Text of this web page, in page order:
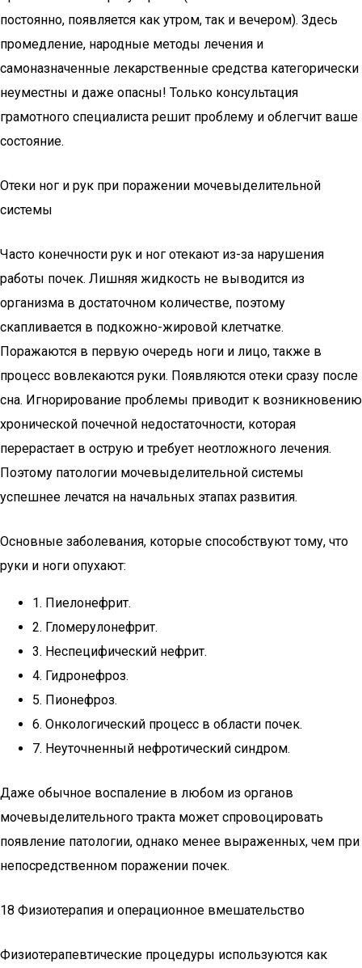
постоянно, появляется как утром, так и вечером). Здесь
промедление, народные методы лечения и
самоназначенные лекарственные средства категорически
неуместны и даже опасны! Только консультация
грамотного специалиста решит проблему и облегчит ваше
состояние.
Отеки ног и рук при поражении мочевыделительной
системы
Часто конечности рук и ног отекают из-за нарушения
работы почек. Лишняя жидкость не выводится из
организма в достаточном количестве, поэтому
скапливается в подкожно-жировой клетчатке.
Поражаются в первую очередь ноги и лицо, также в
процесс вовлекаются руки. Появляются отеки сразу после
сна. Игнорирование проблемы приводит к возникновению
хронической почечной недостаточности, которая
перерастает в острую и требует неотложного лечения.
Поэтому патологии мочевыделительной системы
успешнее лечатся на начальных этапах развития.
Основные заболевания, которые способствуют тому, что
руки и ноги опухают:
1. Пиелонефрит.
2. Гломерулонефрит.
3. Неспецифический нефрит.
4. Гидронефроз.
5. Пионефроз.
6. Онкологический процесс в области почек.
7. Неуточненный нефротический синдром.
Даже обычное воспаление в любом из органов
мочевыделительного тракта может спровоцировать
появление патологии, однако менее выраженных, чем при
непосредственном поражении почек.
18 Физиотерапия и операционное вмешательство
Физиотерапевтические процедуры используются как